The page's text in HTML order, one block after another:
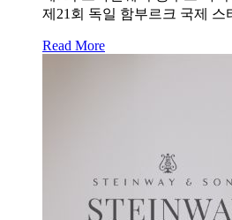
제21회 독일 함부르크 국제 스
Read More